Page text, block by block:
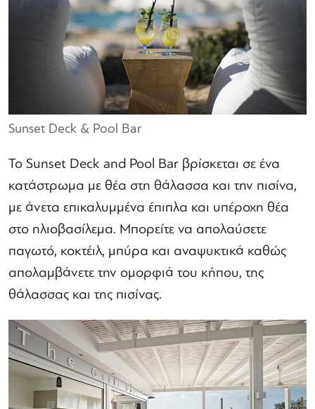
Sunset Deck & Pool Bar
Το Sunset Deck and Pool Bar βρίσκεται σε ένα
κατάστρωμα με θέα στη θάλασσα και την πισίνα,
με άνετα επικαλυμμένα έπιπλα και υπέροχη θέα
στο ηλιοβασίλεμα. Μπορείτε να απολαύσετε
παγωτό, κοκτέιλ, μπύρα και αναψυκτικά καθώς
απολαμβάνετε την ομορφιά του κήπου, της
θάλασσας και της πισίνας.